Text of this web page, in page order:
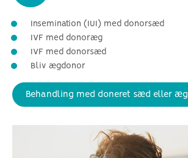
Insemination (IUI) med donorsæd
IVF med donoræg
IVF med donorsæd
Bliv ægdonor
Behandling med doneret sæd eller æg